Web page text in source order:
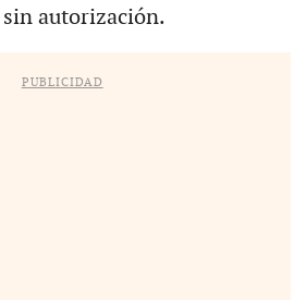
autorización.
PUBLICIDAD